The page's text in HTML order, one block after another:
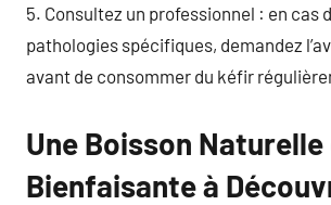
5. Consultez un professionnel : en cas
pathologies spécifiques, demandez
avant de consommer du kéfir
Une Boisson Naturelle
Bienfaisante à